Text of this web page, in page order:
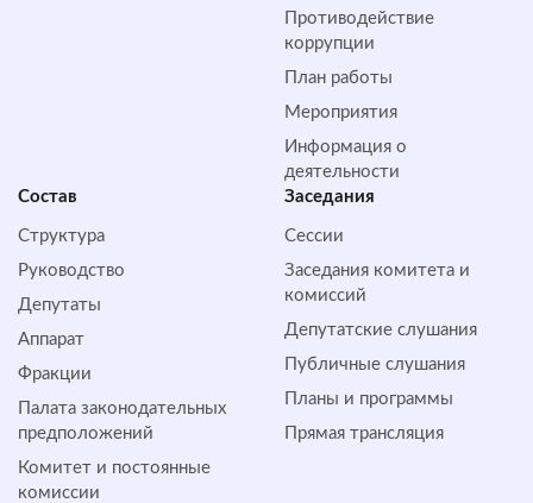
Противодействие
коррупции
План работы
Мероприятия
Информация о
деятельности
Состав
Структура
Руководство
Депутаты
Аппарат
Фракции
Палата законодательных
предположений
Комитет и постоянные
комиссии
Заседания
Сессии
Заседания комитета и
комиссий
Депутатские слушания
Публичные слушания
Планы и программы
Прямая трансляция